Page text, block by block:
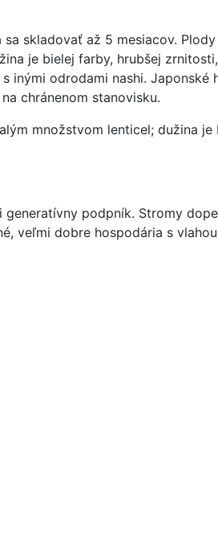
skladovať až 5 mesiacov.
je bielej farby, hrubšej
inými odrodami nashi. Japonské
chránenom stanovisku.
množstvom lenticel; dužina
generatívny podpník. Stromy
veľmi dobre hospodária s